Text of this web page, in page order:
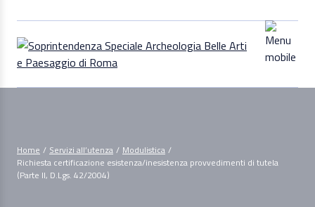
Home / Servizi all’utenza / Modulistica /
Richiesta certificazione esistenza/inesistenza provvedimenti di tutela
(Parte II, D.Lgs. 42/2004)